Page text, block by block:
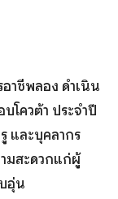
าชีพลอง ดำเนิน
โควต้า ประจำปี
และบุคลากร
มสะดวกแก่ผู้
อุ่น